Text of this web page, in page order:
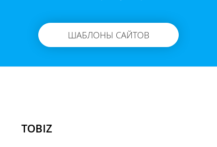
ШАБЛОНЫ САЙТОВ
TOBIZ